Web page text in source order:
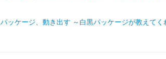
ッケージ、動き出す ～白黒パッケージが教えてく